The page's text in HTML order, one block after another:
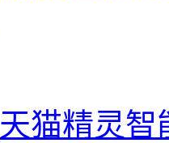
天猫精灵智